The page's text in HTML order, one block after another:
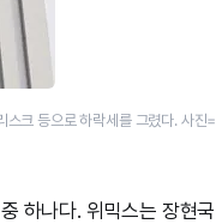
스크 등으로 하락세를 그렸다. 사진=
하나다. 위믹스는 장현국